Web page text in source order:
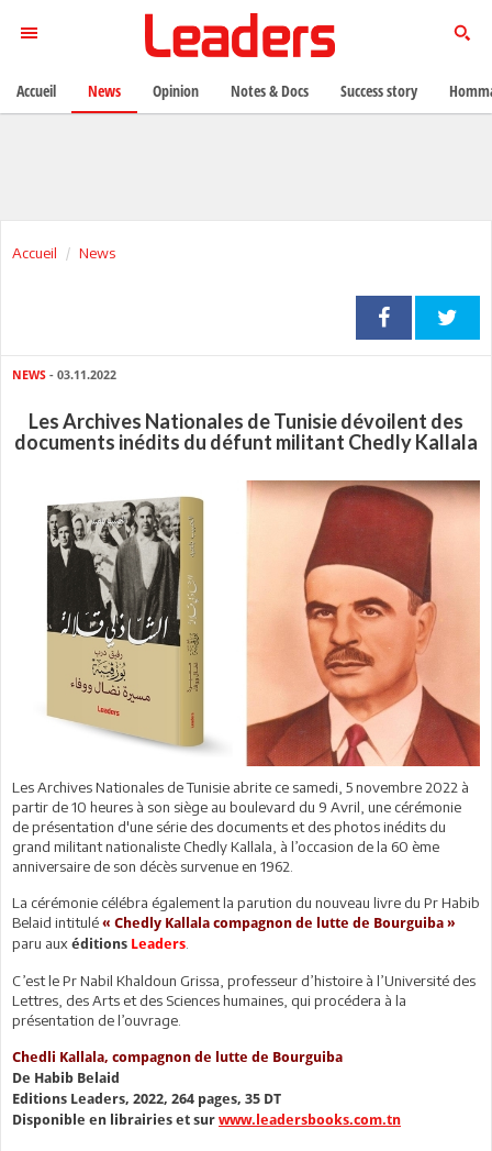
Accueil News
NEWS - 03.11.2022
Les Archives Nationales de Tunisie dévoilent des
documents inédits du défunt militant Chedly Kallala
Les Archives Nationales de Tunisie abrite ce samedi, 5 novembre 2022 à
partir de 10 heures à son siège au boulevard du 9 Avril, une cérémonie
de présentation d'une série des documents et des photos inédits du
grand militant nationaliste Chedly Kallala, à l’occasion de la 60 ème
anniversaire de son décès survenue en 1962.
La cérémonie célébra également la parution du nouveau livre du Pr Habib
Belaid intitulé « Chedly Kallala compagnon de lutte de Bourguiba »
paru aux éditions Leaders
C’est le Pr Nabil Khaldoun Grissa, professeur d’histoire à l’Université des
Lettres, des Arts et des Sciences humaines, qui procédera à la
présentation de l’ouvrage.
Chedli Kallala, compagnon de lutte de Bourguiba
De Habib Belaid
Editions Leaders, 2022, 264 pages, 35 DT
Disponible en librairies et sur www.leadersbooks.com.tn
Accueil News Opinion Notes & Docs Success story